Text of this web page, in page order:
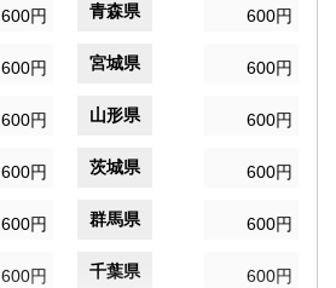
600円 青森県 600円
600円 宮城県 600円
600円 山形県 600円
600円 茨城県 600円
600円 群馬県 600円
600円 千葉県 600円